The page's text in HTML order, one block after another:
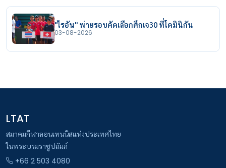
"ไรอัน" พ่ายรอบคัดเลือกศึกเจ30 ที่โดมินิกัน
03-08-2026
LTAT
สมาคมกีฬาลอนเทนนิสแห่งประเทศไทย
ในพระบรมราชูปถัมภ์
+66 2 503 4080